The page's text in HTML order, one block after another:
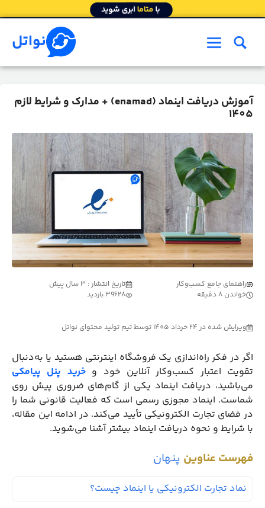
به
محتوا
نواتل فهرست
آموزش دریافت اینماد (enamad) + مدارک و شرایط لازم
1405
راهنمای جامع کسب‌وکار
تاریخ انتشار : 3 سال پیش
خواندن 8 دقیقه
39628 بازدید
ویرایش شده در 24 خرداد 1405 توسط تیم تولید محتوای نواتل
اگر در فکر راه‌اندازی یک فروشگاه اینترنتی هستید یا به‌دنبال
تقویت اعتبار کسب‌وکار آنلاین خود وخرید پنل پیامکی
می‌باشید، دریافت اینماد یکی از گام‌های ضروری پیش روی
شماست. اینماد مجوزی رسمی است که فعالیت قانونی شما را
در فضای تجارت الکترونیکی تأیید می‌کند. در ادامه این مقاله،
با شرایط و نحوه دریافت اینماد بیشتر آشنا می‌شوید.
فهرست عناوین پنهان
نماد تجارت الکترونیکی یا اینماد چیست؟